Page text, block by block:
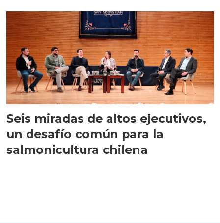
Seis miradas de altos ejecutivos,
un desafío común para la
salmonicultura chilena